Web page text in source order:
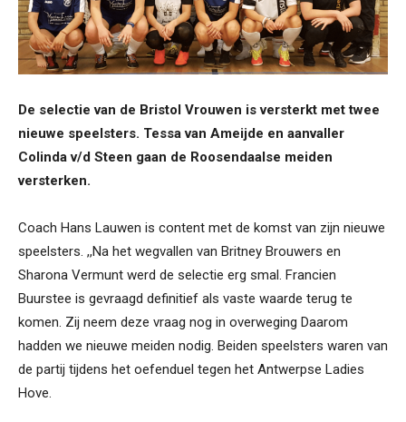
De selectie van de Bristol Vrouwen is versterkt met twee
nieuwe speelsters. Tessa van Ameijde en aanvaller
Colinda v/d Steen gaan de Roosendaalse meiden
versterken.
Coach Hans Lauwen is content met de komst van zijn nieuwe
speelsters. ,,Na het wegvallen van Britney Brouwers en
Sharona Vermunt werd de selectie erg smal. Francien
Buurstee is gevraagd definitief als vaste waarde terug te
komen. Zij neem deze vraag nog in overweging Daarom
hadden we nieuwe meiden nodig. Beiden speelsters waren van
de partij tijdens het oefenduel tegen het Antwerpse Ladies
Hove.